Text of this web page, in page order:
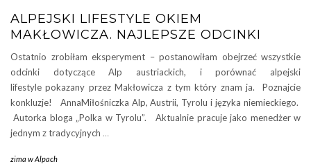
ALPEJSKI LIFESTYLE OKIEM
MAKŁOWICZA. NAJLEPSZE ODCINKI
Ostatnio zrobiłam eksperyment – postanowiłam obejrzeć wszystkie
odcinki dotyczące Alp austriackich, i porównać alpejski
lifestyle pokazany przez Makłowicza z tym który znam ja. Poznajcie
konkluzje! AnnaMiłośniczka Alp, Austrii, Tyrolu i języka niemieckiego.
Autorka bloga „Polka w Tyrolu”. Aktualnie pracuje jako menedżer w
jednym z tradycyjnych …
zima w Alpach